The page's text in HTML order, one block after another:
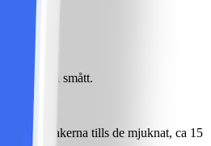
och selleri smått.
grönsakerna tills de mjuknat, ca 15